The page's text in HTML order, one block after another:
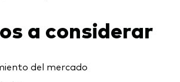
a considerar
del mercado